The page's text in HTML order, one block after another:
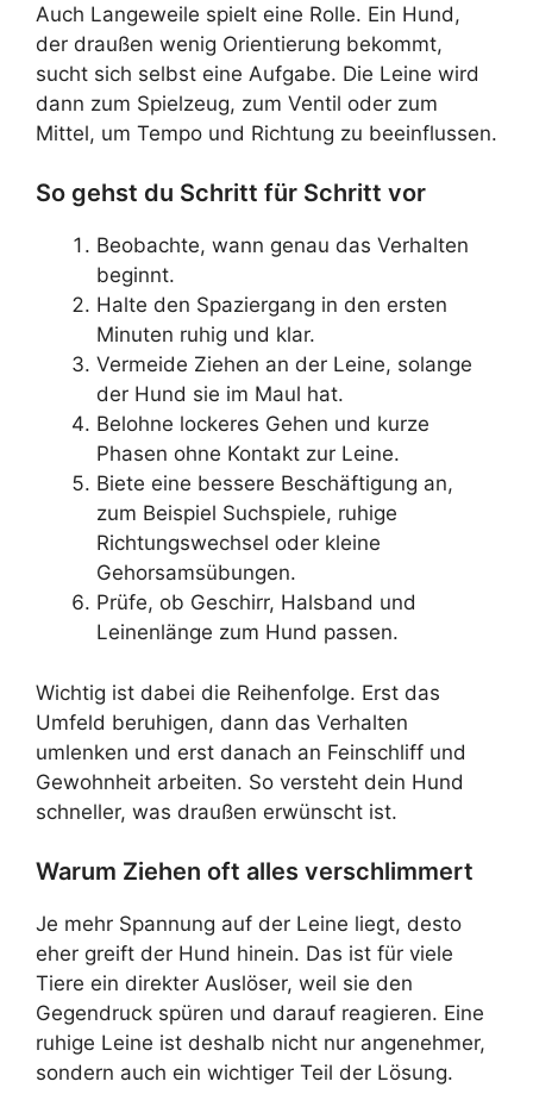
Auch Langeweile spielt eine Rolle. Ein Hund,
der draußen wenig Orientierung bekommt,
sucht sich selbst eine Aufgabe. Die Leine wird
dann zum Spielzeug, zum Ventil oder zum
Mittel, um Tempo und Richtung zu beeinflussen.
So gehst du Schritt für Schritt vor
Beobachte, wann genau das Verhalten
beginnt.
Halte den Spaziergang in den ersten
Minuten ruhig und klar.
Vermeide Ziehen an der Leine, solange
der Hund sie im Maul hat.
Belohne lockeres Gehen und kurze
Phasen ohne Kontakt zur Leine.
Biete eine bessere Beschäftigung an,
zum Beispiel Suchspiele, ruhige
Richtungswechsel oder kleine
Gehorsamsübungen.
Prüfe, ob Geschirr, Halsband und
Leinenlänge zum Hund passen.
Wichtig ist dabei die Reihenfolge. Erst das
Umfeld beruhigen, dann das Verhalten
umlenken und erst danach an Feinschliff und
Gewohnheit arbeiten. So versteht dein Hund
schneller, was draußen erwünscht ist.
Warum Ziehen oft alles verschlimmert
Je mehr Spannung auf der Leine liegt, desto
eher greift der Hund hinein. Das ist für viele
Tiere ein direkter Auslöser, weil sie den
Gegendruck spüren und darauf reagieren. Eine
ruhige Leine ist deshalb nicht nur angenehmer,
sondern auch ein wichtiger Teil der Lösung.